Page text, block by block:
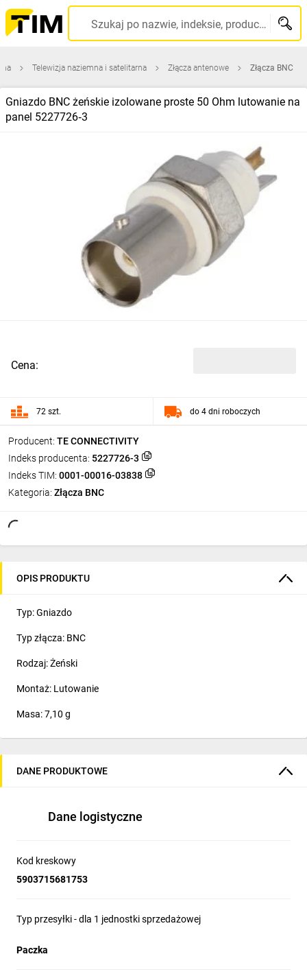
Szukaj po nazwie, indeksie, producencie, kodzie kreskowym...
Telewizja naziemna i satelitarna Złącza antenowe Złącza BNC
Gniazdo BNC żeńskie izolowane proste 50 Ohm lutowanie na
panel 5227726‑3
Producent: TE CONNECTIVITY
Indeks producenta: 5227726-3
Indeks TIM: 0001-00016-03838
Kategoria: Złącza BNC
Cena:
72 szt. do 4 dni roboczych
OPIS PRODUKTU
Typ: Gniazdo
Typ złącza: BNC
Rodzaj: Żeński
Montaż: Lutowanie
Masa: 7,10 g
DANE PRODUKTOWE
Dane logistyczne
Kod kreskowy
5903715681753
Typ przesyłki - dla 1 jednostki sprzedażowej
Paczka